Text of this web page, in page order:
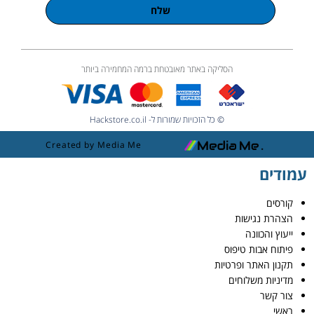
שלח
הסליקה באתר מאובטחת ברמה המחמירה ביותר
© כל הזכויות שמורות ל- Hackstore.co.il
Created by Media Me
עמודים
קורסים
הצהרת נגישות
ייעוץ והכוונה
פיתוח אבות טיפוס
תקנון האתר ופרטיות
מדיניות משלוחים
צור קשר
ראשי